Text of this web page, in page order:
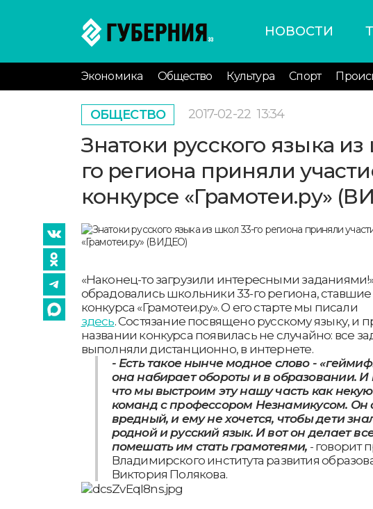
НОВОСТИ
Экономика Общество Культура Спорт
ОБЩЕСТВО 2017-02-22 13:34
Знатоки русского языка
го региона приняли
конкурсе «Грамотеи.ру»
«Наконец-то загрузили интересными
обрадовались школьники 33-го региона,
конкурса «Грамотеи.ру». О его старте мы писали
здесь. Состязание посвящено русскому языку, и
названии конкурса появилась не случайно: все
выполняли дистанционно, в интернете.
- Есть такое нынче модное слово -
она набирает обороты и в образовании.
что мы выстроим эту нашу часть как некую
команд с профессором Незнамикусом. Он
вредный, и ему не хочется, чтобы дети
родной и русский язык. И вот он делает
помешать им стать грамотеями, - говорит
Владимирского института развития
Виктория Полякова.